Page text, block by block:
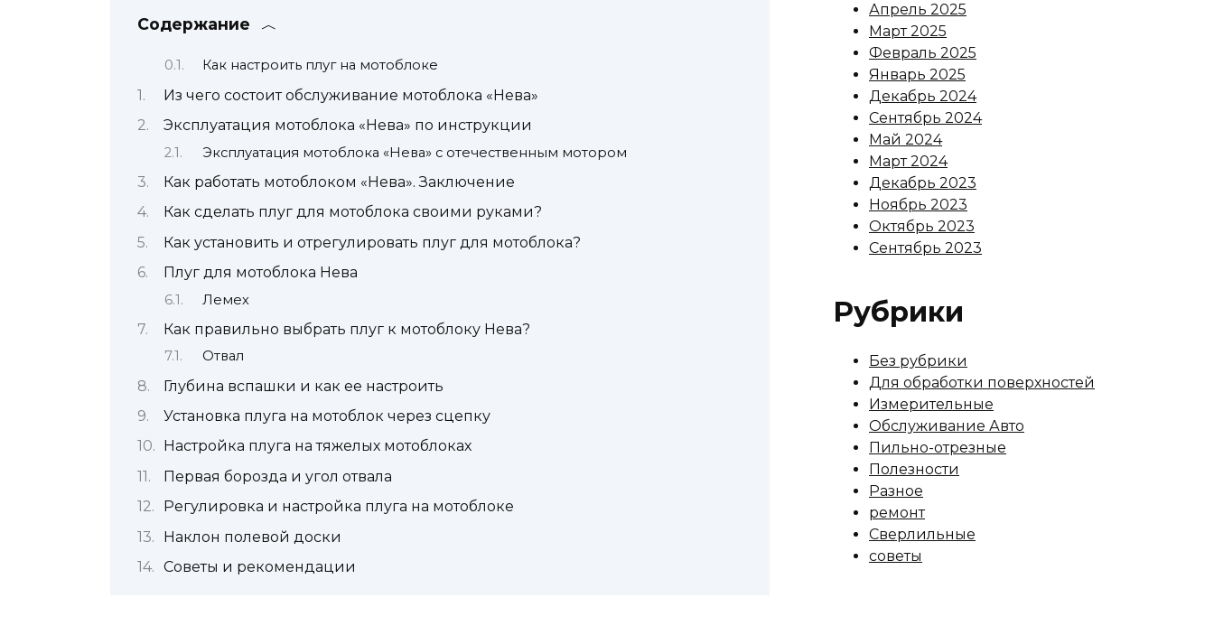
Содержание
Как настроить плуг на мотоблоке
Из чего состоит обслуживание мотоблока «Нева»
Эксплуатация мотоблока «Нева» по инструкции
Эксплуатация мотоблока «Нева» с отечественным мотором
Как работать мотоблоком «Нева». Заключение
Как сделать плуг для мотоблока своими руками?
Как установить и отрегулировать плуг для мотоблока?
Плуг для мотоблока Нева
Лемех
Как правильно выбрать плуг к мотоблоку Нева?
Отвал
Глубина вспашки и как ее настроить
Установка плуга на мотоблок через сцепку
Настройка плуга на тяжелых мотоблоках
Первая борозда и угол отвала
Регулировка и настройка плуга на мотоблоке
Наклон полевой доски
Советы и рекомендации
Апрель 2025
Март 2025
Февраль 2025
Январь 2025
Декабрь 2024
Сентябрь 2024
Май 2024
Март 2024
Декабрь 2023
Ноябрь 2023
Октябрь 2023
Сентябрь 2023
Рубрики
Без рубрики
Для обработки поверхностей
Измерительные
Обслуживание Авто
Пильно-отрезные
Полезности
Разное
ремонт
Сверлильные
советы